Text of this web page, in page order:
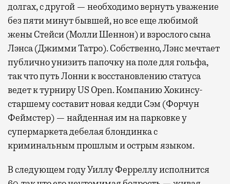
долгах, с другой — необходимо вернуть уважение
без пяти минут бывшей, но все еще любимой
жены Стейси (Молли Шеннон) и взрослого сына
Лэнса (Джимми Татро). Собственно, Лэнс мечтает
публично унизить папочку на поле для гольфа,
так что путь Лонни к восстановлению статуса
ведет к турниру US Open. Компанию Хокинсу-
старшему составит новая кедди Сэм (Форчун
Феймстер) — найденная им на парковке у
супермаркета дебелая блондинка с
криминальным прошлым и острым языком.
В следующем году Уиллу Ферреллу исполнится